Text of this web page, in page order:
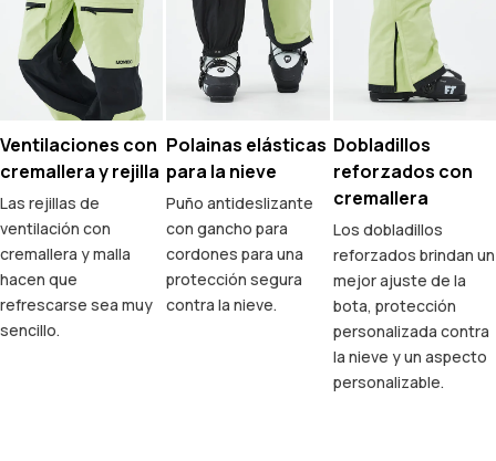
Ventilaciones con
cremallera y rejilla
Las rejillas de
ventilación con
cremallera y malla
hacen que
refrescarse sea muy
sencillo.
Polainas elásticas
para la nieve
Puño antideslizante
con gancho para
cordones para una
protección segura
contra la nieve.
Dobladillos
reforzados con
cremallera
Los dobladillos
reforzados brindan un
mejor ajuste de la
bota, protección
personalizada contra
la nieve y un aspecto
personalizable.